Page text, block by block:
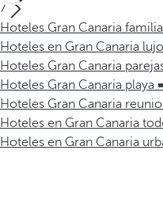
7
Hoteles Gran Canaria
Hoteles en Gran Canaria
Hoteles Gran Canaria
Hoteles Gran Canaria
Hoteles Gran Canaria
Hoteles en Gran Canaria
Hoteles en Gran Canaria